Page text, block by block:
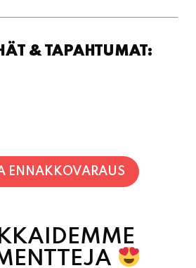
& TAPAHTUMAT:
ENNAKKOVARAUS